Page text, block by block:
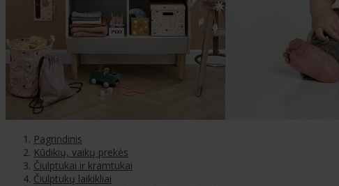
Pagrindinis
Kūdikių, vaikų prekės
Čiulptukai ir kramtukai
Čiulptukų laikikliai